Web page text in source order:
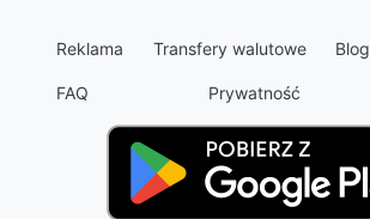
Reklama Transfery walutowe Blog
FAQ Prywatność